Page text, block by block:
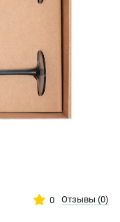
0 Отзывы (0)